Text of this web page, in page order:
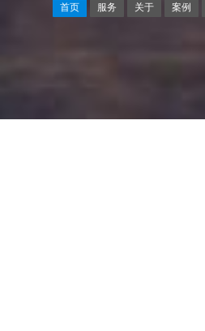
首页 服务 关于 案例